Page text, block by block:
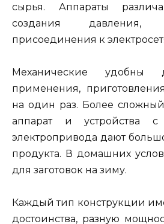
сырья. Аппараты
создания давления,
присоединения к
Механические удобны
применения,
на один раз. Более
аппарат и устройства с
электропривода дают
продукта. В домашних
для заготовок на зиму.
Каждый тип конструкции
достоинства, разную